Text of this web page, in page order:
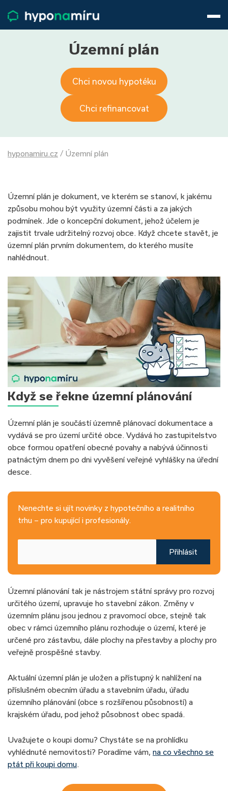
Životní pojištění
Pojištění nemovitosti
O nás
800 688 388
Přihlásit
Územní plán
Chci novou hypotéku
Chci refinancovat
hyponamiru.cz / Územní plán
Územní plán je dokument, ve kterém se stanoví, k jakému
způsobu mohou být využity územní části a za jakých
podmínek. Jde o koncepční dokument, jehož účelem je
zajistit trvale udržitelný rozvoj obce. Když chcete stavět, je
územní plán prvním dokumentem, do kterého musíte
nahlédnout.
Když se řekne územní plánování
Územní plán je součástí územně plánovací dokumentace a
vydává se pro území určité obce. Vydává ho zastupitelstvo
obce formou opatření obecné povahy a nabývá účinnosti
patnáctým dnem po dni vyvěšení veřejné vyhlášky na úřední
desce.
Nenechte si ujít novinky z hypotečního a realitního
trhu – pro kupující i profesionály.
Přihlásit
Územní plánování tak je nástrojem státní správy pro rozvoj
určitého území, upravuje ho stavební zákon. Změny v
územním plánu jsou jednou z pravomocí obce, stejně tak
obec v rámci územního plánu rozhoduje o území, které je
určené pro zástavbu, dále plochy na přestavby a plochy pro
veřejně prospěšné stavby.
Aktuální územní plán je uložen a přístupný k nahlížení na
příslušném obecním úřadu a stavebním úřadu, úřadu
územního plánování (obce s rozšířenou působností) a
krajském úřadu, pod jehož působnost obec spadá.
Uvažujete o koupi domu? Chystáte se na prohlídku
vyhlédnuté nemovitosti? Poradíme vám, na co všechno se
ptát při koupi domu.